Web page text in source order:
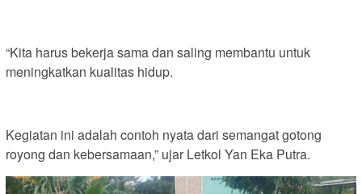
“Kita harus bekerja sama dan saling membantu untuk
meningkatkan kualitas hidup.
Kegiatan ini adalah contoh nyata dari semangat gotong
royong dan kebersamaan,” ujar Letkol Yan Eka Putra.